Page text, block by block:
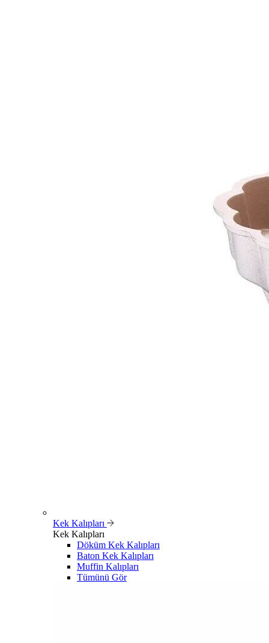
Kek Kalıpları
Kek Kalıpları
Döküm Kek Kalıpları
Baton Kek Kalıpları
Muffin Kalıpları
Tümünü Gör